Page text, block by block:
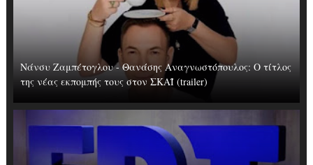
Νάνσυ Ζαμπέτογλου - Θανάσης Αναγνωστόπουλος: Ο τίτλος
της νέας εκπομπής τους στον ΣΚΑΪ (trailer)